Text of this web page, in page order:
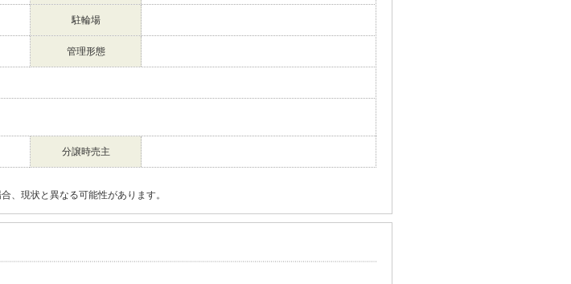
駐輪場
管理形態
分譲時売主
、現状と異なる可能性があります。